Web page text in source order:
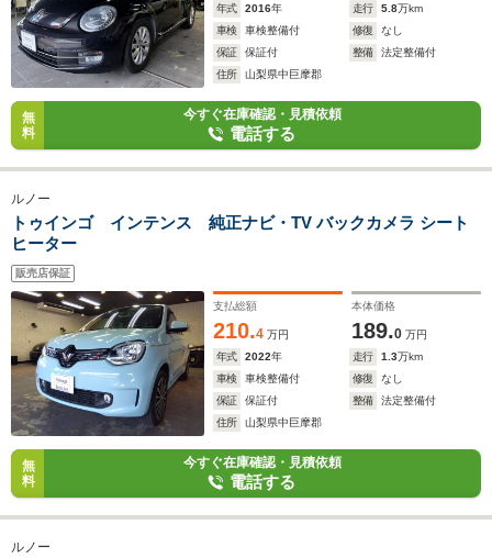
年式
2016年 走行 5.8万km
車検
車検整備付 修復
なし
保証
保証付 整備
法定整備付
住所
山梨県中巨摩郡
無
料
今すぐ在庫確認・見積依頼
電話する
ルノー
トゥインゴ インテンス 純正ナビ・TV バックカメラ シート
ヒーター
販売店保証
支払総額
210.4 万円
本体価格
189.0 万円
年式
2022年 走行 1.3万km
車検
車検整備付 修復
なし
保証
保証付 整備
法定整備付
住所
山梨県中巨摩郡
無
料
今すぐ在庫確認・見積依頼
電話する
ルノー